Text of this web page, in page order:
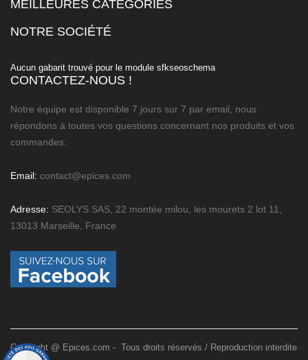
MEILLEURES CATÉGORIES
NOTRE SOCIÉTÉ
Aucun gabarit trouvé pour le module sfkseoschema
CONTACTEZ-NOUS !
Notre équipe est disponible 7 jours sur 7 par email, nous
répondons à toutes vos questions concernant nos produits et vos
commandes:
Email: contact@epices.com
Adresse: SEOLYS SAS, 22 montée milou, les mourets 2 lot 11,
13013 Marseille, France
Copyright @ Epices.com - Tous droits réservés / Reproduction interdite